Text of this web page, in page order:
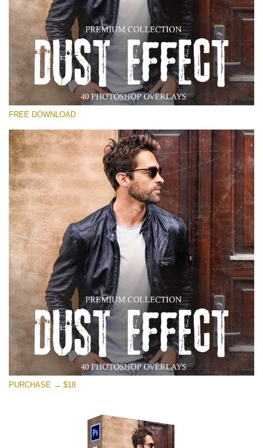
Te rog selecteaza
Free Photoshop Overlay
Small 800*533px
Dust Effect
(40 Overlays)
Entire Collection
(1783 Overlays)
Large 6000*4000px
Descărcare gratuită
FREE DOWNLOAD
PURCHASE → $18